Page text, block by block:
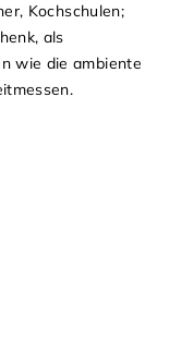
, Kochschulen;
, als
wie dieambiente
.